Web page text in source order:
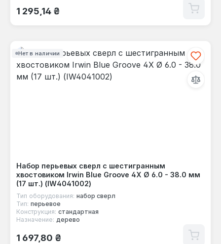
Обычная цена:
1 295,14 ₴
Нет в наличии
Набор перьевых сверл с шестигранным
хвостовиком Irwin Blue Groove 4X Ø 6.0 - 38.0 мм
(17 шт.) (IW4041002)
Тип оборудования: набор сверл
Тип: перьевое
Конструкция: стандартная
Назначение: дерево
Обычная цена:
1 697,80 ₴